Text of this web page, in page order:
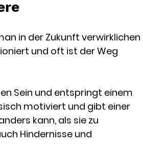
in der Zukunft verwirklichen
und oft ist der Weg
Sein und entspringt einem
motiviert und gibt einer
kann, als sie zu
Hindernisse und